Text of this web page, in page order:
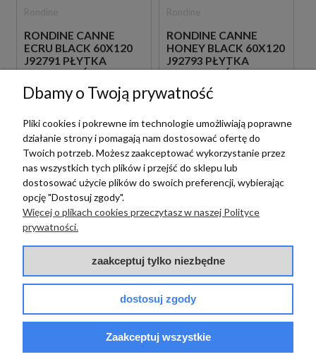
RONDINE CANNE
ECRU BLACK 60X120
J92791 PŁYTKA
GRESOWA ŚCIENNA
IMITUJĄCA
DREWNIANE LAMELE
199,00 zł
RONDINE CANNE
HONEY BLACK 60X120
J92793 PŁYTKA
GRESOWA ŚCIENNA
IMITUJĄCA
DREWNIANE LAMELE
Porcelanosa
PORCELANOSA
MANHATTAN
19,3X180 100190054
PŁYTKI PODŁOGOWE
DREWNOPODOBNE
Porcelanosa
PORCELANOSA
MANHATTAN
COLONIAL ANT.
19,3X180 100190062
PŁYTKI PODŁOGOWE
DREWNOPODOBNE
345,00 zł
Dbamy o Twoją prywatność
Pliki cookies i pokrewne im technologie umożliwiają poprawne
działanie strony i pomagają nam dostosować ofertę do
Twoich potrzeb. Możesz zaakceptować wykorzystanie przez
nas wszystkich tych plików i przejść do sklepu lub
dostosować użycie plików do swoich preferencji, wybierając
opcję "Dostosuj zgody".
Więcej o plikach cookies przeczytasz w naszej Polityce
prywatności.
zaakceptuj tylko niezbędne
dostosuj zgody
Zaakceptuj wszystkie